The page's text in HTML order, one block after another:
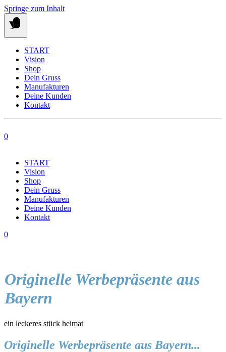
Springe zum Inhalt
START
Vision
Shop
Dein Gruss
Manufakturen
Deine Kunden
Kontakt
0
START
Vision
Shop
Dein Gruss
Manufakturen
Deine Kunden
Kontakt
0
Originelle Werbepräsente aus
Bayern
ein leckeres stück heimat
Originelle Werbepräsente aus Bayern...